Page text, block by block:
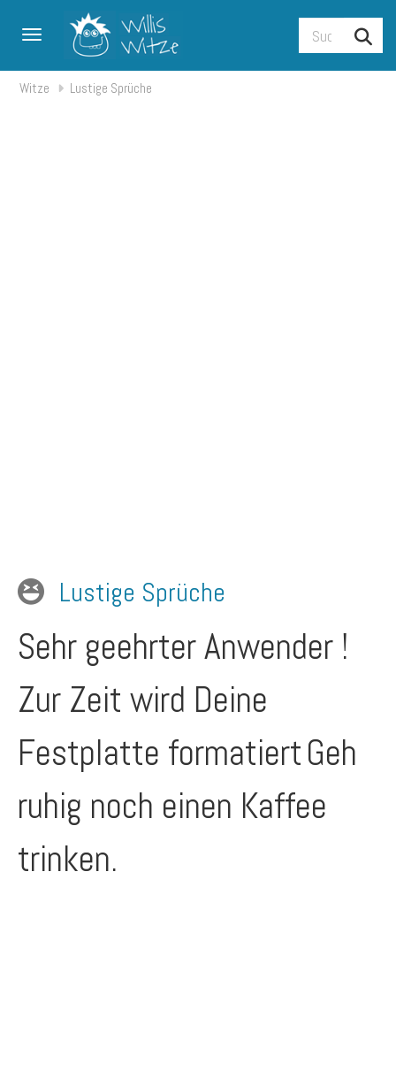
Toggle navigation
Witze Lustige Sprüche
Lustige Sprüche
Sehr geehrter Anwender !
Zur Zeit wird Deine
Festplatte formatiertGeh
ruhig noch einen Kaffee
trinken.